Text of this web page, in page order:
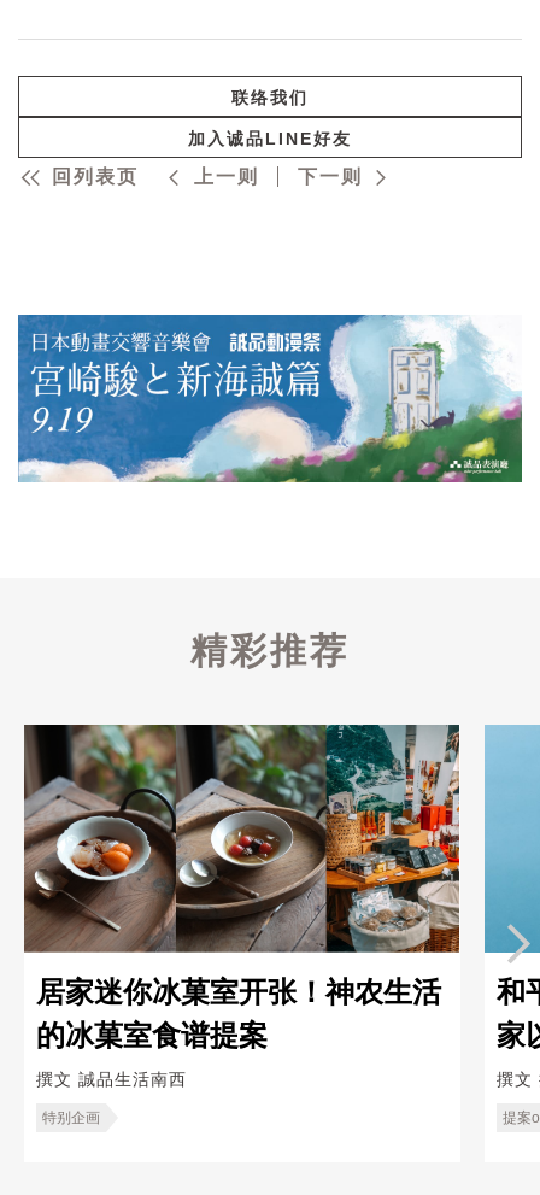
联络我们
加入诚品LINE好友
回列表页 上一则 下一则
精彩推荐
居家迷你冰菓室开张！神农生活
的冰菓室食谱提案
撰文 誠品生活南西
特别企画
和
家
──
撰文
提案